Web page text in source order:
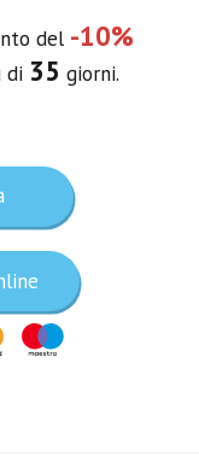
del -10%
di 35 giorni.